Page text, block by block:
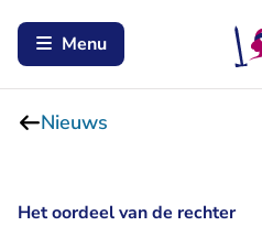
Menu
Nieuws
Het oordeel van de rechter